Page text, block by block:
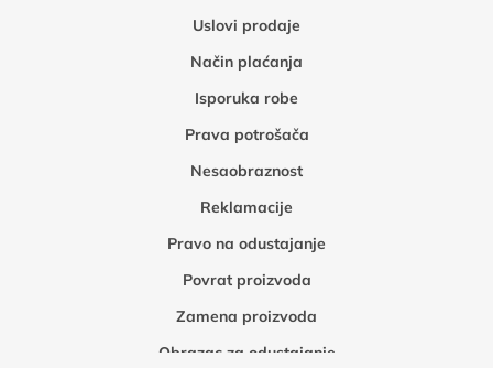
Uslovi prodaje
Način plaćanja
Isporuka robe
Prava potrošača
Nesaobraznost
Reklamacije
Pravo na odustajanje
Povrat proizvoda
Zamena proizvoda
Obrazac za odustajanje